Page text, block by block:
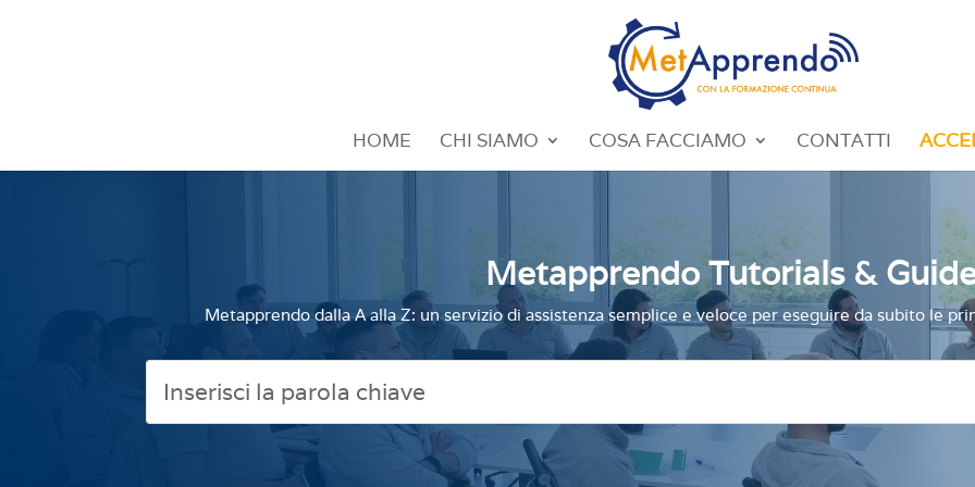
HOME CHI SIAMO COSA FACCIAMO CONTATTI
Metapprendo Tutorials &
Metapprendo dalla A alla Z: un servizio di assistenza semplice e veloce per eseguire da subito le